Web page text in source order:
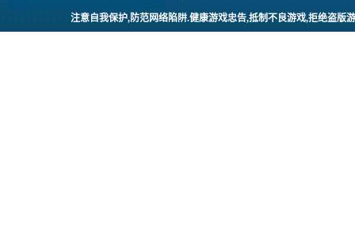
注意自我保护,防范网络陷阱.健康游戏忠告,抵制不良游戏,拒绝盗版